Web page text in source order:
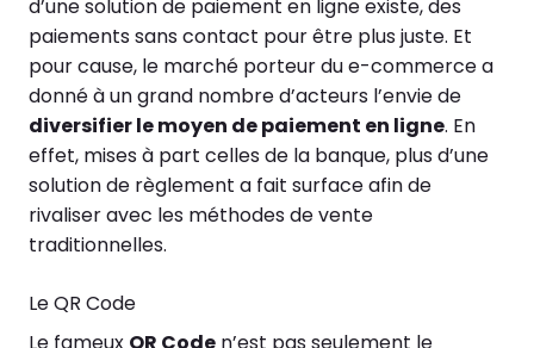
d’une solution de paiement en ligne existe, des
paiements sans contact pour être plus juste. Et
pour cause, le marché porteur du e-commerce a
donné à un grand nombre d’acteurs l’envie de
diversifier le moyen de paiement en ligne. En
effet, mises à part celles de la banque, plus d’une
solution de règlement a fait surface afin de
rivaliser avec les méthodes de vente
traditionnelles.
Le QR Code